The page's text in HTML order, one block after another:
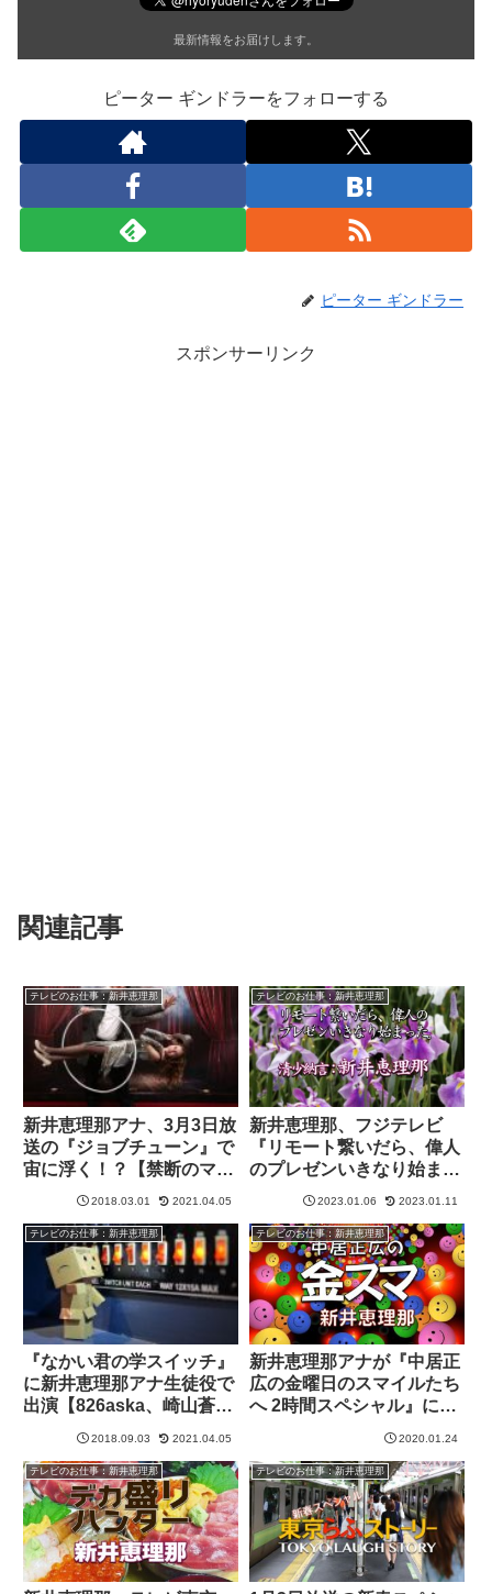
最新情報をお届けします。
ピーター ギンドラーをフォローする
ピーター ギンドラー
スポンサーリンク
関連記事
テレビのお仕事：新井恵理那
新井恵理那アナ、3月3日放
送の『ジョブチューン』で
宙に浮く！？【禁断のマジ
ックの裏側ぶっちゃけ！】
2018.03.01 2021.04.05
テレビのお仕事：新井恵理那
新井恵理那、フジテレビ
『リモート繋いだら、偉人
のプレゼンいきなり始まっ
た。』に出演！
2023.01.06 2023.01.11
テレビのお仕事：新井恵理那
『なかい君の学スイッチ』
に新井恵理那アナ生徒役で
出演【826aska、崎山蒼志
に注目】9月3日放送
2018.09.03 2021.04.05
テレビのお仕事：新井恵理那
新井恵理那アナが『中居正
広の金曜日のスマイルたち
へ 2時間スペシャル』に初
2020.01.24
テレビのお仕事：新井恵理那 テレビのお仕事：新井恵理那